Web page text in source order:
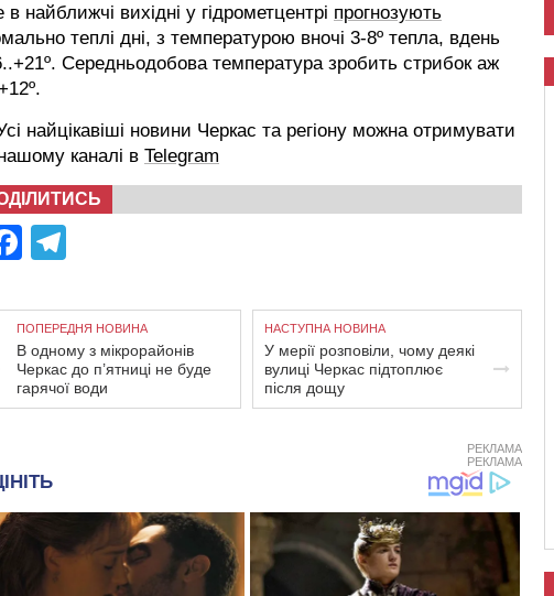
в найближчі вихідні у гідрометцентрі прогнозують
теплі дні, з температурою вночі 3-8º тепла, вдень
Середньодобова температура зробить стрибок аж
найцікавіші новини Черкас та регіону можна отримувати
каналі в Telegram
Facebook
ПОПЕРЕДНЯ НОВИНА
В одному з мікрорайонів
Черкас до п’ятниці не буде
гарячої води
НАСТУПНА НОВИНА
У мерії розповіли, чому деякі
вулиці Черкас підтоплює
після дощу
РЕКЛАМА
РЕКЛАМА